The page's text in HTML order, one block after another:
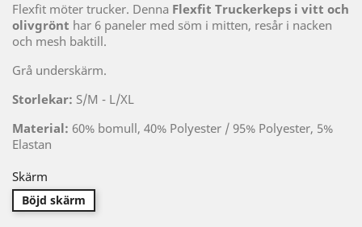
Flexfit möter trucker. Denna Flexfit Truckerkeps i vitt och
olivgrönt har 6 paneler med söm i mitten, resår i nacken
och mesh baktill.
Grå underskärm.
Storlekar: S/M - L/XL
Material: 60% bomull, 40% Polyester / 95% Polyester, 5%
Elastan
Skärm
Böjd skärm